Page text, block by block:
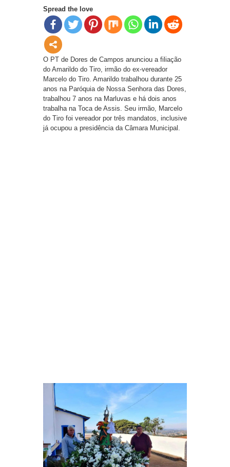
Spread the love
O PT de Dores de Campos anunciou a filiação
do Amarildo do Tiro, irmão do ex-vereador
Marcelo do Tiro. Amarildo trabalhou durante 25
anos na Paróquia de Nossa Senhora das Dores,
trabalhou 7 anos na Marluvas e há dois anos
trabalha na Toca de Assis. Seu irmão, Marcelo
do Tiro foi vereador por três mandatos, inclusive
já ocupou a presidência da Câmara Municipal.